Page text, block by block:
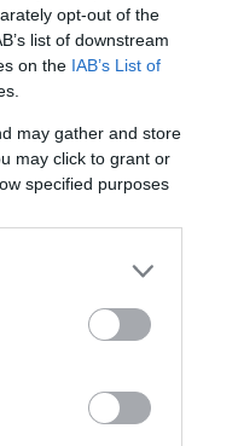
opt-out of the
list of downstream
on the IAB’s List of
may gather and store
may click to grant or
specified purposes
El impacto de
Gabriel Rufián